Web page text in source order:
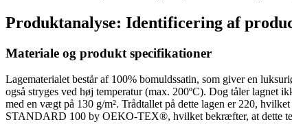
Produktanalyse: Identificering af
Materiale og produkt specifikationer
Lagematerialet består af 100% bomuldssatin, som giver en
også stryges ved høj temperatur (max. 200ºC). Dog tåler lagnet
med en vægt på 130 g/m². Trådtallet på dette lagen er 220,
STANDARD 100 by OEKO-TEX®, hvilket bekræfter, at dette